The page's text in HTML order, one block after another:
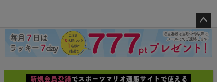
ペー
ジト
ップ